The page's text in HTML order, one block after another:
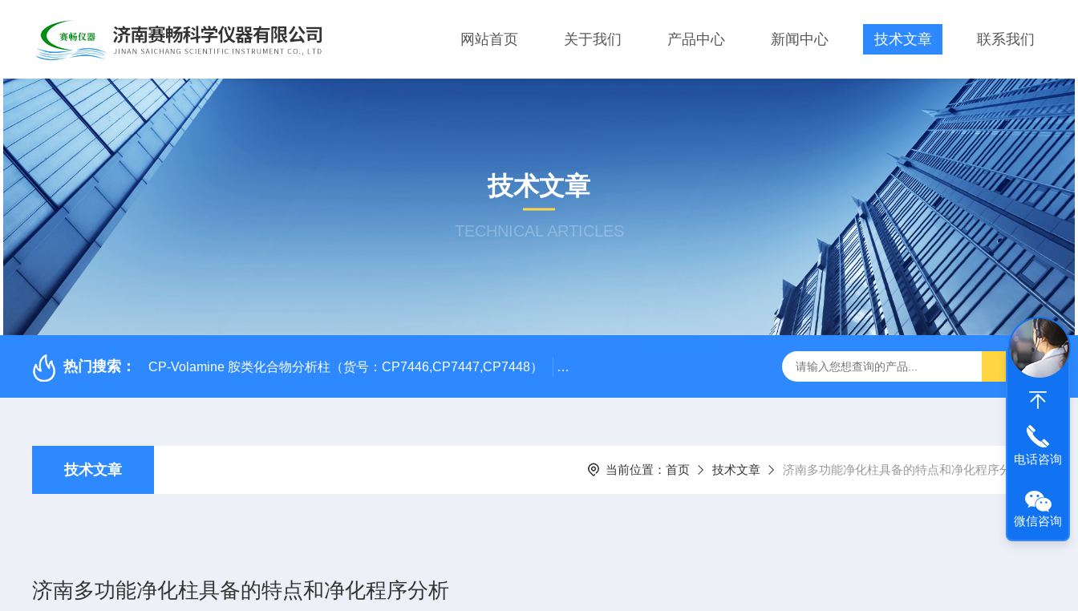
网站首页 关于我们 产品中心 新闻中心 技术文章 联系我们
技术文章
TECHNICAL ARTICLES
热门搜索： CP-Volamine 胺类化合物分析柱（货号：CP7446,CP7447,CP7448） 岛津GL Inertsil ODS-3 4.6*250mm/5um 5020-01732 大连依利特Hypersil ODS2
技术文章 当前位置： 首页 技术文章 济南多功能净化柱具备的特点和净化程序分析
济南多功能净化柱具备的特点和净化程序分析
电话咨询
微信咨询